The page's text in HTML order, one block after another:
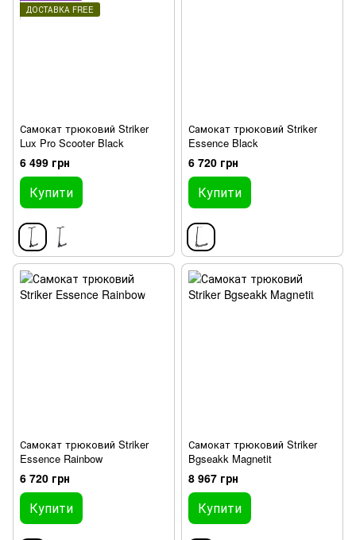
ДОСТАВКА FREE
Самокат трюковий Striker
Lux Pro Scooter Black
6 499 грн
Купити
Самокат трюковий Striker
Essence Black
6 720 грн
Купити
Самокат трюковий Striker
Essence Rainbow
6 720 грн
Купити
Самокат трюковий Striker
Bgseakk Magnetit
8 967 грн
Купити